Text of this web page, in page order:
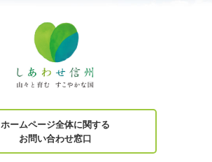
ホームページ全体に関する
お問い合わせ窓口